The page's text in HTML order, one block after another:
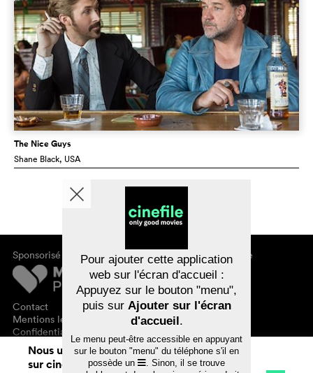
The Nice Guys
Shane Black, USA
Sponsorisé par
Contact
Mentions légales
Confidentialité des données
À propos de cinefile
S'inscrire/s'abonner
Newsletter
FAQ
Bons-cadeaux
Nous utilisons des cookies. En naviguant
sur cinefile.ch, vous acceptez notre
Pour ajouter cette application
web sur l'écran d'accueil :
Appuyez sur le bouton "menu",
puis sur Ajouter sur l'écran
d'accueil.
Le menu peut-être accessible en appuyant
sur le bouton "menu" du téléphone s'il en
possède un
. Sinon, il se trouve